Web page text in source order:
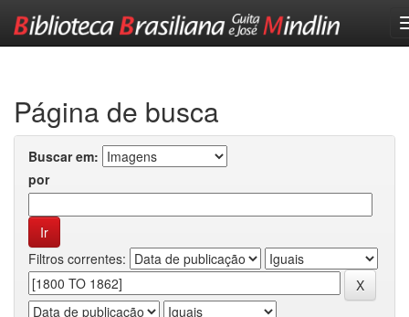
Página de busca
Buscar em:
por
Filtros correntes: